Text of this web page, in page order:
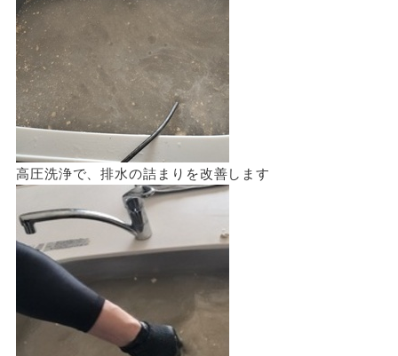
高圧洗浄で、排水の詰まりを改善します